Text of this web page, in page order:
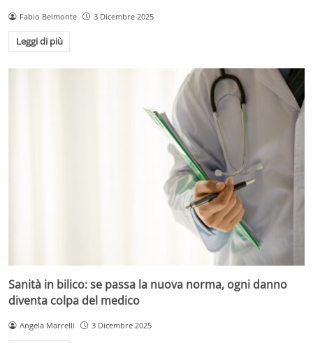
Fabio Belmonte 3 Dicembre 2025
Leggi di più
Sanità in bilico: se passa la nuova norma, ogni danno
diventa colpa del medico
Angela Marrelli 3 Dicembre 2025